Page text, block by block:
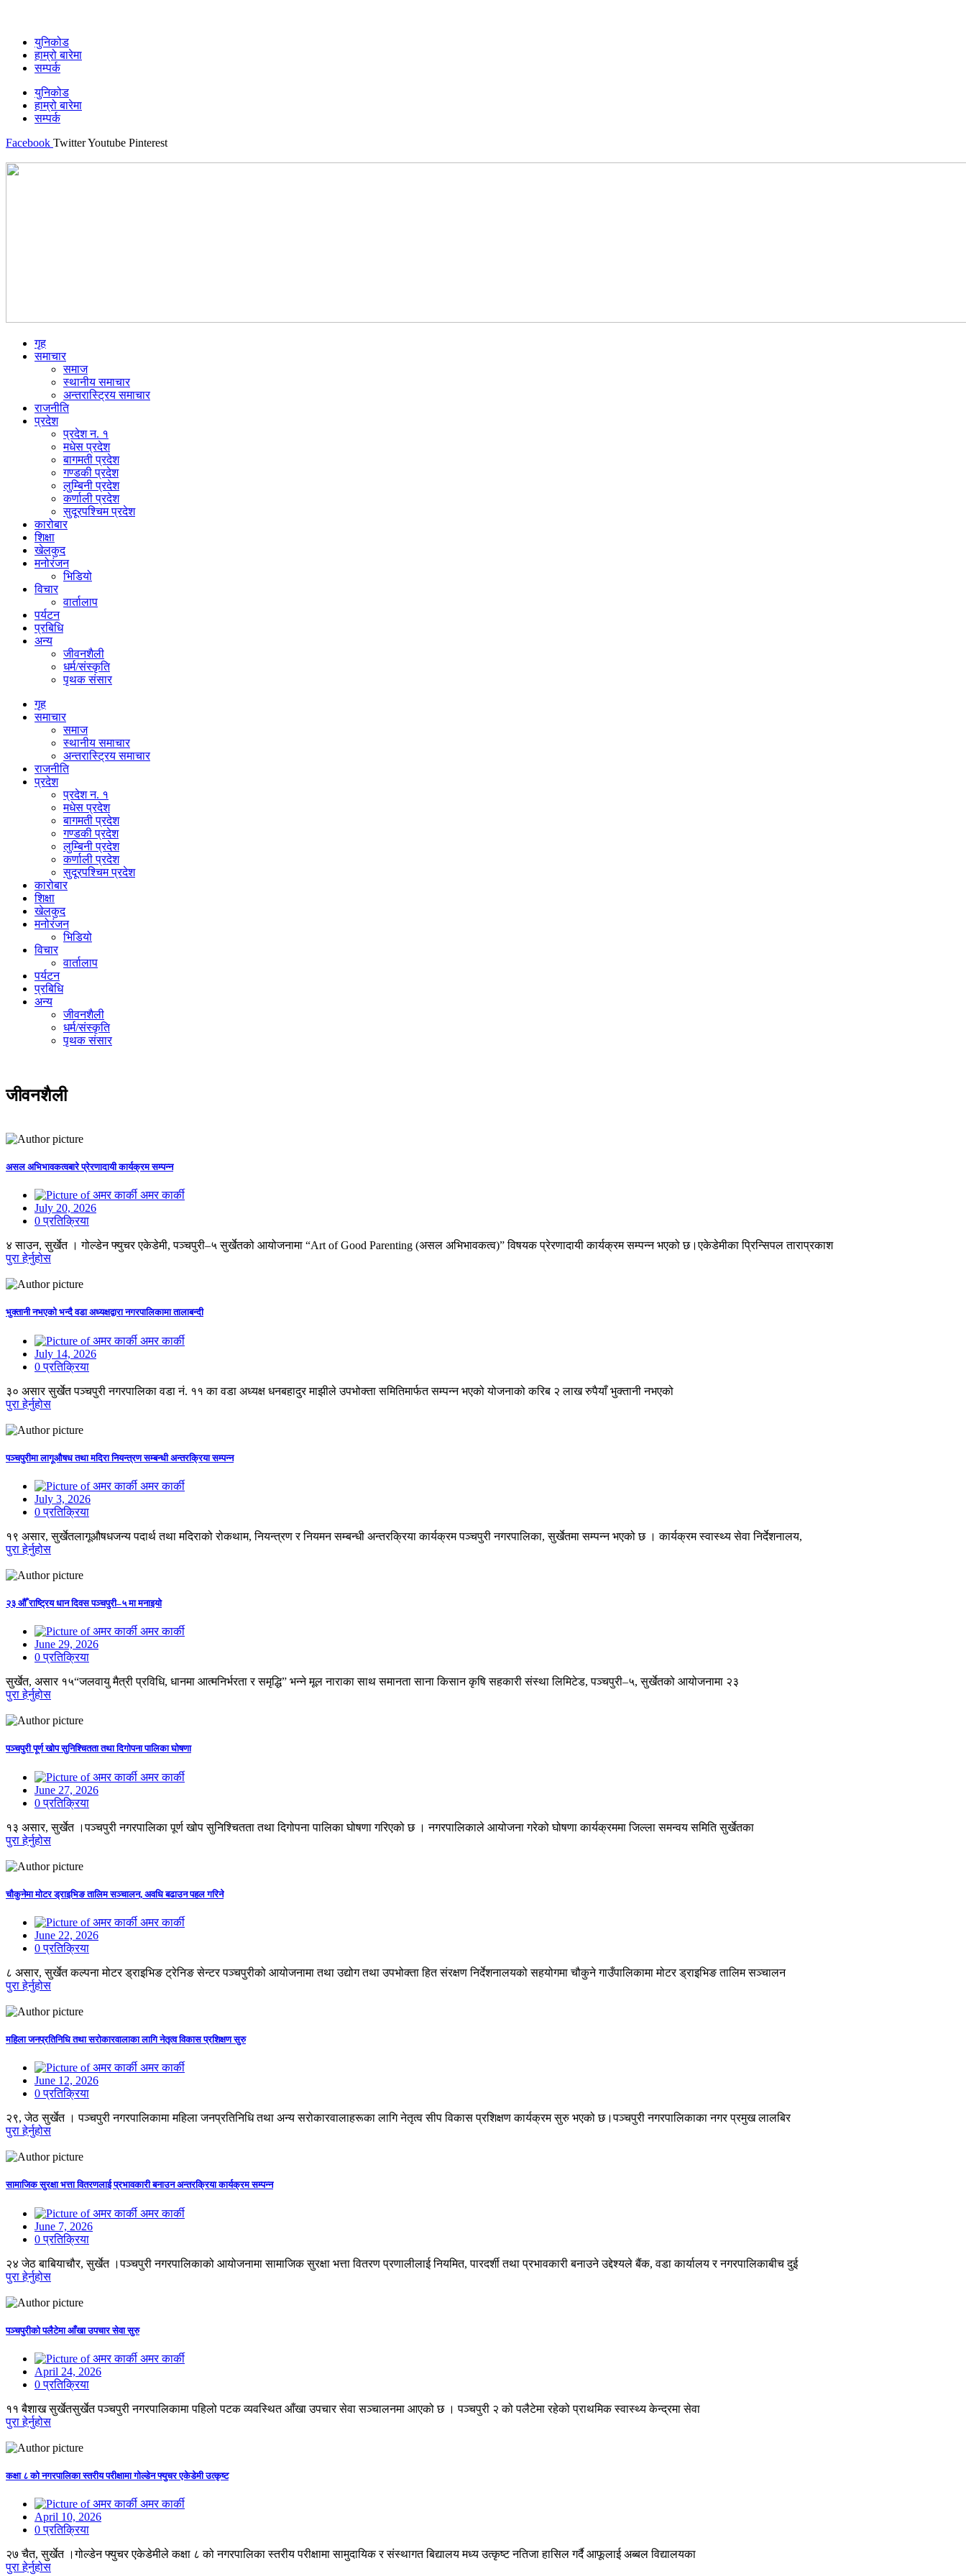
युनिकोड
हाम्रो बारेमा
सम्पर्क
युनिकोड
हाम्रो बारेमा
सम्पर्क
Facebook TwitterYoutube Pinterest
गृह
समाचार
समाज
स्थानीय समाचार
अन्तरास्ट्रिय समाचार
राजनीति
प्रदेश
प्रदेश न. १
मधेस प्रदेश
बागमती प्रदेश
गण्डकी प्रदेश
लुम्बिनी प्रदेश
कर्णाली प्रदेश
सुदूरपश्चिम प्रदेश
कारोबार
शिक्षा
खेलकुद
मनोरंजन
भिडियो
विचार
वार्तालाप
पर्यटन
प्रबिधि
अन्य
जीवनशैली
धर्म/संस्कृति
पृथक संसार
गृह
समाचार
समाज
स्थानीय समाचार
अन्तरास्ट्रिय समाचार
राजनीति
प्रदेश
प्रदेश न. १
मधेस प्रदेश
बागमती प्रदेश
गण्डकी प्रदेश
लुम्बिनी प्रदेश
कर्णाली प्रदेश
सुदूरपश्चिम प्रदेश
कारोबार
शिक्षा
खेलकुद
मनोरंजन
भिडियो
विचार
वार्तालाप
पर्यटन
प्रबिधि
अन्य
जीवनशैली
धर्म/संस्कृति
पृथक संसार
जीवनशैली
असल अभिभावकत्वबारे प्रेरणादायी कार्यक्रम सम्पन्न
अमर कार्की
July 20, 2026
0 प्रतिक्रिया
४ साउन, सुर्खेत । गोल्डेन फ्युचर एकेडेमी, पञ्चपुरी–५ सुर्खेतको आयोजनामा “Art of Good Parenting (असल अभिभावकत्व)” विषयक प्रेरणादायी कार्यक्रम सम्पन्न भएको छ।एकेडेमीका प्रिन्सिपल ताराप्रकाश
पुरा हेर्नुहोस
भुक्तानी नभएको भन्दै वडा अध्यक्षद्वारा नगरपालिकामा तालाबन्दी
अमर कार्की
July 14, 2026
0 प्रतिक्रिया
३० असार सुर्खेत पञ्चपुरी नगरपालिका वडा नं. ११ का वडा अध्यक्ष धनबहादुर माझीले उपभोक्ता समितिमार्फत सम्पन्न भएको योजनाको करिब २ लाख रुपैयाँ भुक्तानी नभएको
पुरा हेर्नुहोस
पञ्चपुरीमा लागूऔषध तथा मदिरा नियन्त्रण सम्बन्धी अन्तरक्रिया सम्पन्न
अमर कार्की
July 3, 2026
0 प्रतिक्रिया
१९ असार, सुर्खेतलागूऔषधजन्य पदार्थ तथा मदिराको रोकथाम, नियन्त्रण र नियमन सम्बन्धी अन्तरक्रिया कार्यक्रम पञ्चपुरी नगरपालिका, सुर्खेतमा सम्पन्न भएको छ । कार्यक्रम स्वास्थ्य सेवा निर्देशनालय,
पुरा हेर्नुहोस
२३ औँ राष्ट्रिय धान दिवस पञ्चपुरी–५ मा मनाइयाे
अमर कार्की
June 29, 2026
0 प्रतिक्रिया
सुर्खेत, असार १५“जलवायु मैत्री प्रविधि, धानमा आत्मनिर्भरता र समृद्धि” भन्ने मूल नाराका साथ समानता साना किसान कृषि सहकारी संस्था लिमिटेड, पञ्चपुरी–५, सुर्खेतको आयोजनामा २३
पुरा हेर्नुहोस
पञ्चपुरी पूर्ण खोप सुनिश्चितता तथा दिगोपना पालिका घोषणा
अमर कार्की
June 27, 2026
0 प्रतिक्रिया
१३ असार, सुर्खेत ।पञ्चपुरी नगरपालिका पूर्ण खोप सुनिश्चितता तथा दिगोपना पालिका घोषणा गरिएको छ । नगरपालिकाले आयोजना गरेको घोषणा कार्यक्रममा जिल्ला समन्वय समिति सुर्खेतका
पुरा हेर्नुहोस
चौकुनेमा मोटर ड्राइभिङ तालिम सञ्चालन, अवधि बढाउन पहल गरिने
अमर कार्की
June 22, 2026
0 प्रतिक्रिया
८ असार, सुर्खेत कल्पना मोटर ड्राइभिङ ट्रेनिङ सेन्टर पञ्चपुरीको आयोजनामा तथा उद्योग तथा उपभोक्ता हित संरक्षण निर्देशनालयको सहयोगमा चौकुने गाउँपालिकामा मोटर ड्राइभिङ तालिम सञ्चालन
पुरा हेर्नुहोस
महिला जनप्रतिनिधि तथा सरोकारवालाका लागि नेतृत्व विकास प्रशिक्षण सुरु
अमर कार्की
June 12, 2026
0 प्रतिक्रिया
२९, जेठ सुर्खेत । पञ्चपुरी नगरपालिकामा महिला जनप्रतिनिधि तथा अन्य सरोकारवालाहरूका लागि नेतृत्व सीप विकास प्रशिक्षण कार्यक्रम सुरु भएको छ।पञ्चपुरी नगरपालिकाका नगर प्रमुख लालबिर
पुरा हेर्नुहोस
सामाजिक सुरक्षा भत्ता वितरणलाई प्रभावकारी बनाउन अन्तरक्रिया कार्यक्रम सम्पन्न
अमर कार्की
June 7, 2026
0 प्रतिक्रिया
२४ जेठ बाबियाचौर, सुर्खेत ।पञ्चपुरी नगरपालिकाको आयोजनामा सामाजिक सुरक्षा भत्ता वितरण प्रणालीलाई नियमित, पारदर्शी तथा प्रभावकारी बनाउने उद्देश्यले बैंक, वडा कार्यालय र नगरपालिकाबीच दुई
पुरा हेर्नुहोस
पञ्चपुरीको पलैटेमा आँखा उपचार सेवा सुरु
अमर कार्की
April 24, 2026
0 प्रतिक्रिया
११ बैशाख सुर्खेतसुर्खेत पञ्चपुरी नगरपालिकामा पहिलो पटक व्यवस्थित आँखा उपचार सेवा सञ्चालनमा आएको छ । पञ्चपुरी २ को पलैटेमा रहेको प्राथमिक स्वास्थ्य केन्द्रमा सेवा
पुरा हेर्नुहोस
कक्षा ८ को नगरपालिका स्तरीय परीक्षामा गोल्डेन फ्युचर एकेडेमी उत्कृष्ट
अमर कार्की
April 10, 2026
0 प्रतिक्रिया
२७ चैत, सुर्खेत ।गोल्डेन फ्युचर एकेडेमीले कक्षा ८ को नगरपालिका स्तरीय परीक्षामा सामुदायिक र संस्थागत बिद्यालय मध्य उत्कृष्ट नतिजा हासिल गर्दै आफूलाई अब्बल विद्यालयका
पुरा हेर्नुहोस